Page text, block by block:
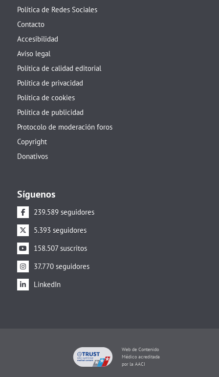
Política de Redes Sociales
Contacto
Accesibilidad
Aviso legal
Política de calidad editorial
Política de privacidad
Política de cookies
Política de publicidad
Protocolo de moderación foros
Copyright
Donativos
Síguenos
239.589 seguidores
5.393 seguidores
158.507 suscritos
37.770 seguidores
LinkedIn
Web de Contenido
Médico acreditada
por la AACI